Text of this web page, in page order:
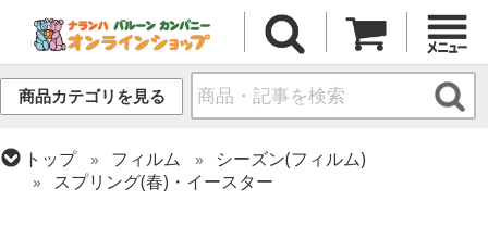
商品カテゴリを見る
トップ フィルム
シーズン(フィルム)
スプリング(春)・イースター